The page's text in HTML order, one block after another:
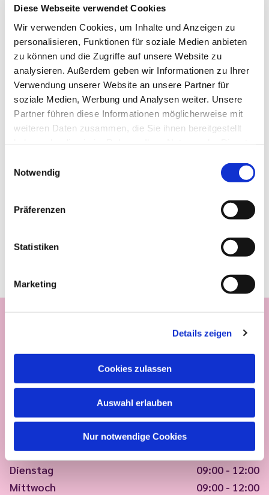
Diese Webseite verwendet Cookies
Wir verwenden Cookies, um Inhalte und Anzeigen zu
personalisieren, Funktionen für soziale Medien anbieten
zu können und die Zugriffe auf unsere Website zu
analysieren. Außerdem geben wir Informationen zu Ihrer
Verwendung unserer Website an unsere Partner für
soziale Medien, Werbung und Analysen weiter. Unsere
Partner führen diese Informationen möglicherweise mit
weiteren Daten zusammen, die Sie ihnen bereitgestellt
Notwendig
Präferenzen
Statistiken
Marketing
Details zeigen
Cookies zulassen
Auswahl erlauben
Nur notwendige Cookies
Montag
09:00 - 12:00
Dienstag
09:00 - 12:00
Mittwoch
09:00 - 12:00